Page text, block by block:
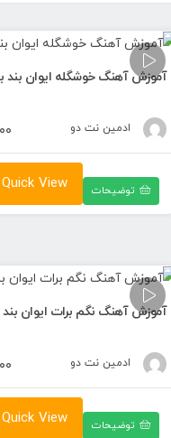
تومان
آموزش آهنگ خوشگله ایوان بند
ادمین نت دو
توضیحات Quick View
آموزش آهنگ نگم برات ایوان بند
ادمین نت دو
توضیحات Quick View